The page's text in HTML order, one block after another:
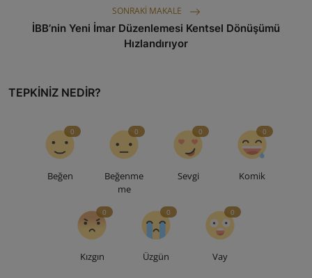
SONRAKI MAKALE
İBB’nin Yeni İmar Düzenlemesi Kentsel Dönüşümü
Hızlandırıyor
TEPKINIZ NEDIR?
Beğen
0
Beğenme
me
0
Sevgi
0
Komik
0
Kızgın
0
Üzgün
0
Vay
0